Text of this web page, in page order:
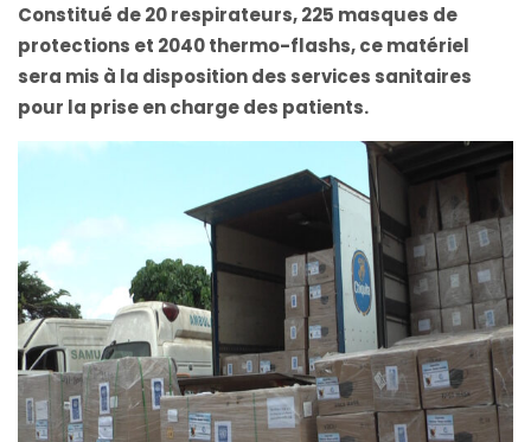
Constitué de 20 respirateurs, 225 masques de
protections et 2040 thermo-flashs, ce matériel
sera mis à la disposition des services sanitaires
pour la prise en charge des patients.